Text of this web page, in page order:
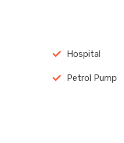
Hospital
Petrol Pump